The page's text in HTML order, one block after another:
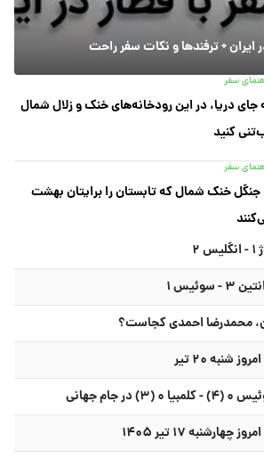
ایران + ترفندها و نکات سفر راحت
سفر
جای دریا، در این رودخانه‌های خنک و زلال شمال
کنید
سفر
۷ جنگل خنک شمال که تابستان را برایتان بهشت
۱
محمدرضا احمدی کجاست؟
شنبه ۲۰ تیر
جام جهانی
۱۷ تیر ۱۴۰۵